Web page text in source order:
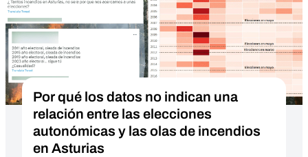
Por qué los datos no indican una
relación entre las elecciones
autonómicas y las olas de incendios
en Asturias